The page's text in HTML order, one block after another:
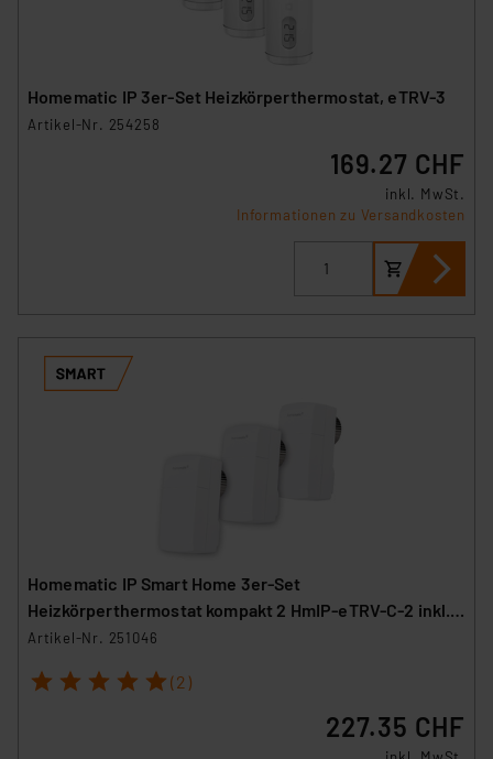
Homematic IP 3er-Set Heizkörperthermostat, eTRV-3
Artikel-Nr. 254258
169.27 CHF
inkl. MwSt.
Informationen zu Versandkosten
Homematic IP Smart Home 3er-Set
Heizkörperthermostat kompakt 2 HmIP-eTRV-C-2 inkl.
Demontageschutz
Artikel-Nr. 251046
1 2 3 4 5 (2)
227.35 CHF